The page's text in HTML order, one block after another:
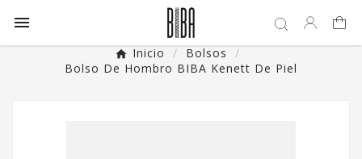

Inicio
Bolsos
Bolso De Hombro BIBA Kenett De Piel